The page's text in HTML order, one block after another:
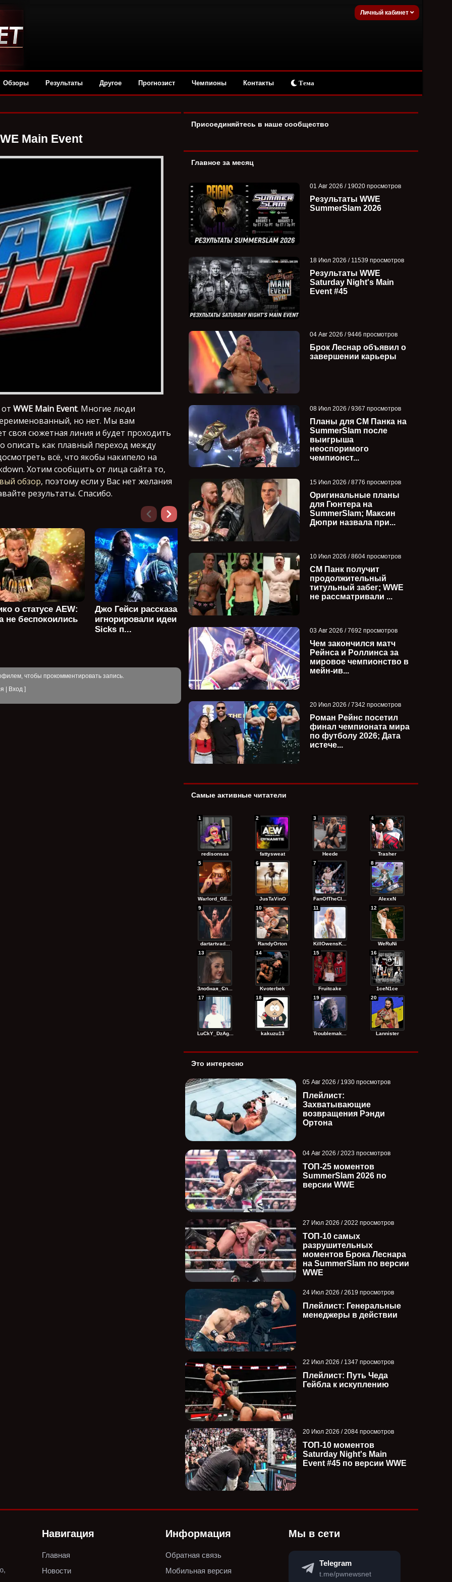
Личный кабинет
Обзоры Результаты Другое Прогнозист Чемпионы Контакты Тема
Main Event
WWE Main Event. Многие люди
но нет. Мы вам
своя сюжетная линия и будет проходить
описать как плавный переход между
всё, что якобы накипело на
Хотим сообщить от лица сайта то,
обзор, поэтому если у Вас нет желания
результаты. Спасибо.
о статусе AEW:
не беспокоились
Джо Гейси рассказал, что WWE
игнорировали идеи Wyatt
Sicks п...
Джон Сина отреагировал на
Леснара; ...
Бродидо за ...
чтобы прокомментировать запись.
Вход]
Присоединяйтесь в наше сообщество
Главное за месяц
01 Авг 2026 / 19020 просмотров
Результаты WWE
SummerSlam 2026
18 Июл 2026 / 11539 просмотров
Результаты WWE
Saturday Night's Main
Event #45
04 Авг 2026 / 9446 просмотров
Брок Леснар объявил о
завершении карьеры
08 Июл 2026 / 9367 просмотров
Планы для СМ Панка на
SummerSlam после
выигрыша
неоспоримого
чемпионст...
15 Июл 2026 / 8776 просмотров
Оригинальные планы
для Гюнтера на
SummerSlam; Максин
Дюпри назвала при...
10 Июл 2026 / 8604 просмотров
СМ Панк получит
продолжительный
титульный забег; WWE
не рассматривали ...
03 Авг 2026 / 7692 просмотров
Чем закончился матч
Рейнса и Роллинса за
мировое чемпионство в
мейн-ив...
20 Июл 2026 / 7342 просмотров
Роман Рейнс посетил
финал чемпионата мира
по футболу 2026; Дата
истече...
Самые активные читатели
redisonsas
1
fattysweat
2
Heede
3
Trasher
4
Warlord_GE...
5
JusTaVinO
6
FanOfTheCl...
7
AlexxN
8
dartartvad...
9
RandyОrton
10
KillOwensK...
11
WeRuNi
12
Злобная_Сп...
13
Kvoterbek
14
Fruitcake
15
1ceN1ce
16
LuCkY_DzAg...
17
kakuzu13
18
Troublemak...
19
Lannister
20
Это интересно
05 Авг 2026 / 1930 просмотров
Плейлист:
Захватывающие
возвращения Рэнди
Ортона
04 Авг 2026 / 2023 просмотров
ТОП-25 моментов
SummerSlam 2026 по
версии WWE
27 Июл 2026 / 2022 просмотров
ТОП-10 самых
разрушительных
моментов Брока Леснара
на SummerSlam по версии
WWE
24 Июл 2026 / 2619 просмотров
Плейлист: Генеральные
менеджеры в действии
22 Июл 2026 / 1347 просмотров
Плейлист: Путь Чеда
Гейбла к искуплению
20 Июл 2026 / 2084 просмотров
ТОП-10 моментов
Saturday Night's Main
Event #45 по версии WWE
Навигация
Главная
Новости
Информация
Обратная связь
Мобильная версия
Мы в сети
Telegram
t.me/pwnewsnet